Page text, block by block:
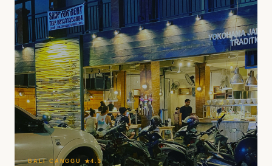
BALI CANGGU ★4.3